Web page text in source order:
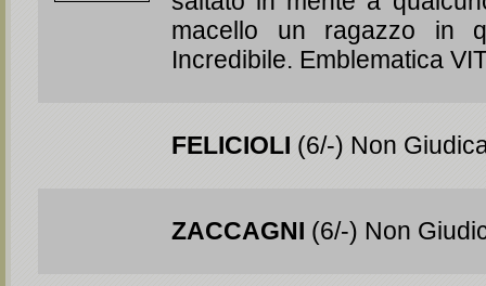
macello un ragazzo in
Incredibile. Emblematica
FELICIOLI (6/-) Non
ZACCAGNI (6/-) Non